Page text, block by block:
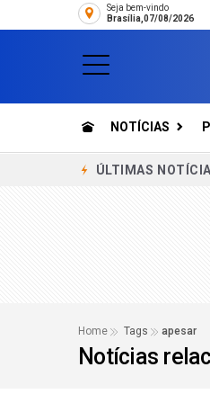
Seja bem-vindo
Brasília,07/08/2026
NOTÍCIAS
ÚLTIMAS
Home Tags apesar
Notícias